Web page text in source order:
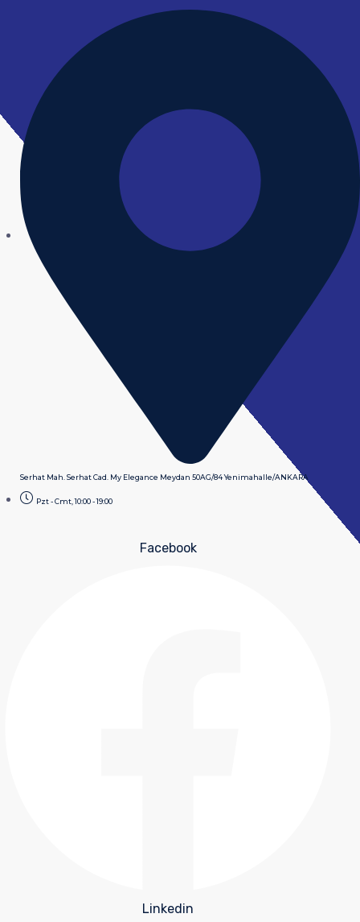
Serhat Mah. Serhat Cad. My Elegance Meydan 50AG/84 Yenimahalle/ANKARA
Pzt - Cmt, 10:00 - 19:00
Facebook
Linkedin